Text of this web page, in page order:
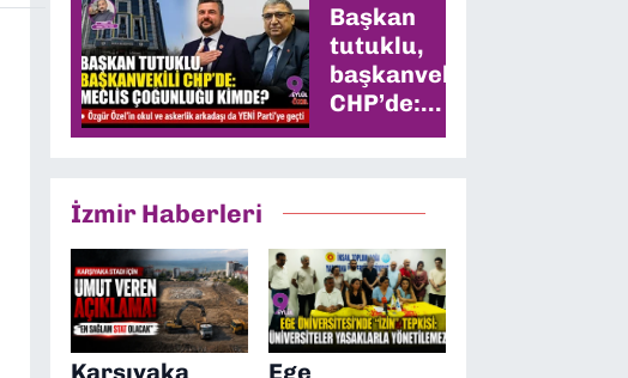
Başkan
tutuklu,
başkanvekili
CHP’de:
Meclis
İzmir Haberleri
Karşıyaka
Ege